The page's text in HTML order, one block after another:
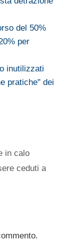
del 50%
per
inutilizzati
pratiche" dei
in calo
ceduti a